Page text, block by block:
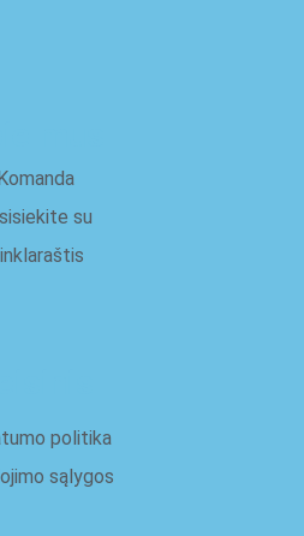
Komanda
su
politika
sąlygos